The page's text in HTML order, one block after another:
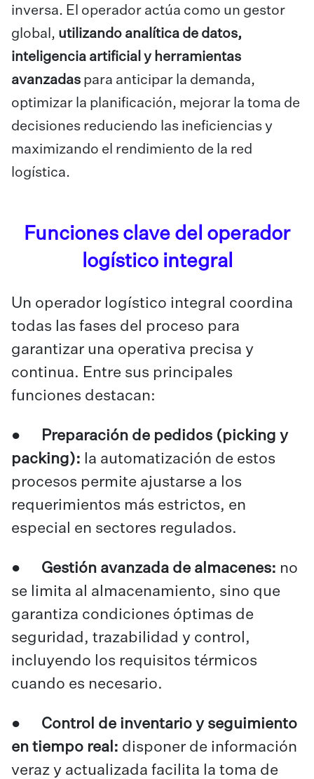
inversa. El operador actúa como un gestor
global, utilizando analítica de datos,
inteligencia artificial y herramientas
avanzadas para anticipar la demanda,
optimizar la planificación, mejorar la toma de
decisiones reduciendo las ineficiencias y
maximizando el rendimiento de la red
logística.
Funciones clave del operador
logístico integral
Un operador logístico integral coordina
todas las fases del proceso para
garantizar una operativa precisa y
continua. Entre sus principales
funciones destacan:
●
Preparación de pedidos (picking y
packing): la automatización de estos
procesos permite ajustarse a los
requerimientos más estrictos, en
especial en sectores regulados.
● Gestión avanzada de almacenes: no
se limita al almacenamiento, sino que
garantiza condiciones óptimas de
seguridad, trazabilidad y control,
incluyendo los requisitos térmicos
cuando es necesario.
● Control de inventario y seguimiento
en tiempo real: disponer de información
veraz y actualizada facilita la toma de